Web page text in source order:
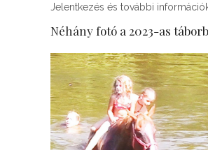
Jelentkezés és további
Néhány fotó a 2023-as